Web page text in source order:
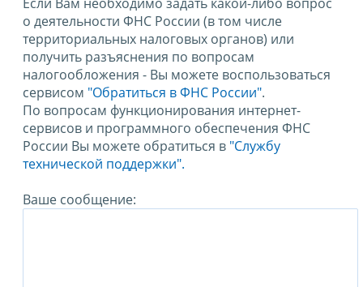
о деятельности ФНС России (в том числе
территориальных налоговых органов) или
получить разъяснения по вопросам
налогообложения - Вы можете воспользоваться
сервисом "Обратиться в ФНС России".
По вопросам функционирования интернет-
сервисов и программного обеспечения ФНС
России Вы можете обратиться в "Службу
технической поддержки".
Ваше сообщение: